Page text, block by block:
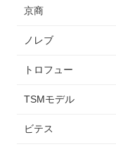
京商
ノレブ
トロフュー
TSMモデル
ビテス